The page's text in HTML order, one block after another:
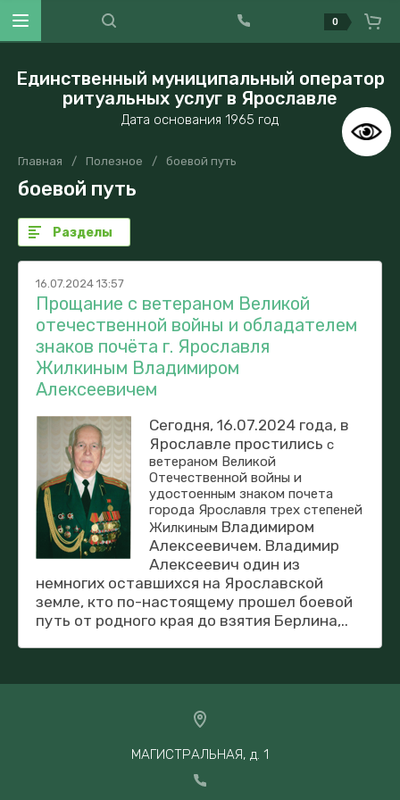
Единственный муниципальный оператор
ритуальных услуг в Ярославле
Дата основания 1965 год
0
Главная / Полезное / боевой путь
боевой путь
Разделы
16.07.2024 13:57
Прощание с ветераном Великой
отечественной войны и обладателем
знаков почёта г. Ярославля
Жилкиным Владимиром
Алексеевичем
Сегодня, 16.07.2024 года, в
Ярославле простились с
ветераном Великой
Отечественной войны и
удостоенным знаком почета
города Ярославля трех степеней
Жилкиным Владимиром
Алексеевичем. Владимир
Алексеевич один из
немногих оставшихся на Ярославской
земле, кто по-настоящему прошел боевой
путь от родного края до взятия Берлина,..
МАГИСТРАЛЬНАЯ, д. 1